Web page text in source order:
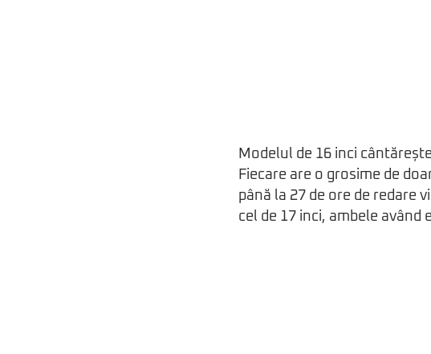
Modelul de 16 inci
Fiecare are o grosime de
până la 27 de ore de redare
cel de 17 inci, ambele